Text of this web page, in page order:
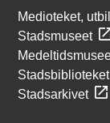
Medioteket,
Stadsmuseet
Stadsbiblioteket
Stadsarkivet